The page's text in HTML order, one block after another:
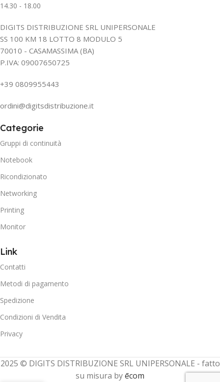
14.30 - 18.00
DIGITS DISTRIBUZIONE SRL UNIPERSONALE
SS 100 KM 18 LOTTO 8 MODULO 5
70010 - CASAMASSIMA (BA)
P.IVA: 09007650725
+39 0809955443
ordini@digitsdistribuzione.it
Categorie
Gruppi di continuità
Notebook
Ricondizionato
Networking
Printing
Monitor
Link
Contatti
Metodi di pagamento
Spedizione
Condizioni di Vendita
Privacy
2025 © DIGITS DISTRIBUZIONE SRL UNIPERSONALE - fatto
su misura byēcom